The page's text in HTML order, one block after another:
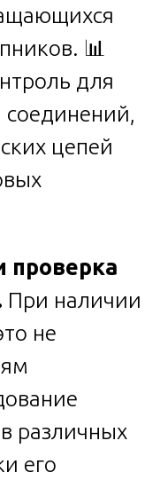
📊
для
цепей
проверка
При наличии
не
различных
его